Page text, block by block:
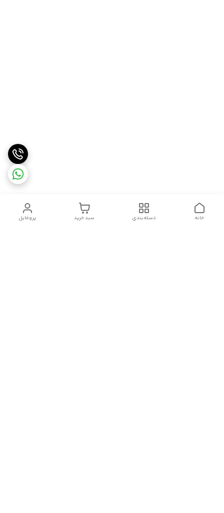
پروفایل سبد خرید دسته‌بندی خانه